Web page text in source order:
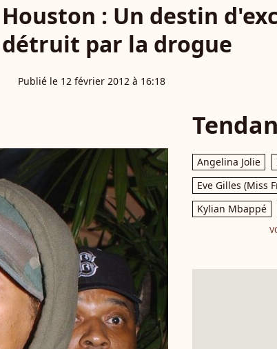
: Un destin
par la drogue
Publié le 12 février 2012 à 16:18
Angelina Jolie
Eve Gilles (Miss
Kylian Mbappé